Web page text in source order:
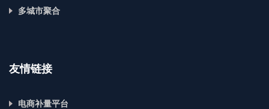
多城市聚合
友情链接
电商补量平台